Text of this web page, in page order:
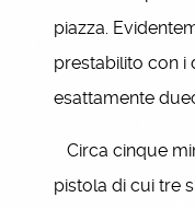
piazza.
prestabilito con i
esattamente
Circa cinque
pistola di cui tre